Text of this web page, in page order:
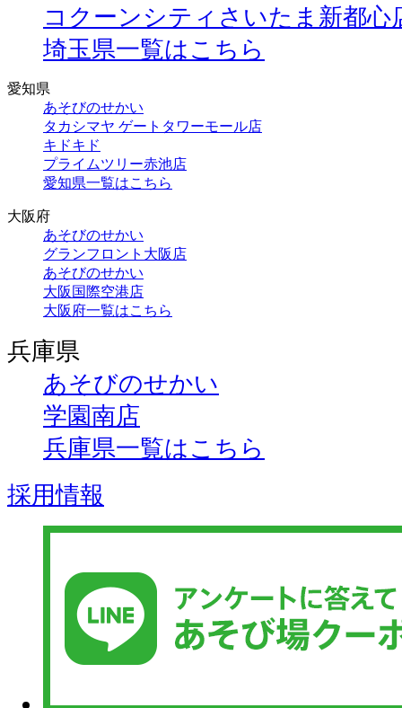
コクーンシティさいたま新都心
埼玉県一覧はこちら
愛知県
あそびのせかい
タカシマヤ ゲートタワーモール店
キドキド
プライムツリー赤池店
愛知県一覧はこちら
大阪府
あそびのせかい
グランフロント大阪店
あそびのせかい
大阪国際空港店
大阪府一覧はこちら
兵庫県
あそびのせかい
学園南店
兵庫県一覧はこちら
採用情報